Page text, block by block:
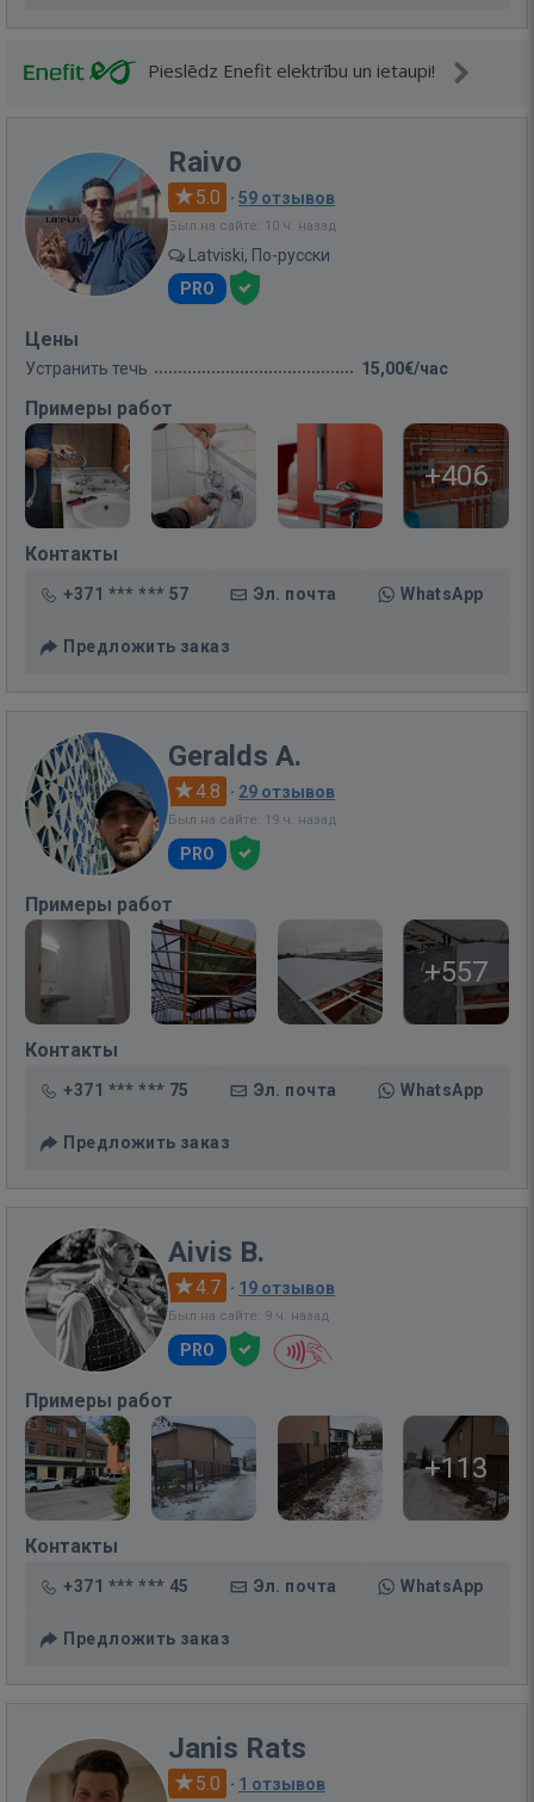
Pieslēdz Enefit elektrību un ietaupi!
Raivo
5.0 · 59 отзывов
Был на сайте: 10 ч. назад
Latviski, По-русски
PRO
Цены
Устранить течь 15,00€/час
Примеры работ
+406
Контакты
+371 *** *** 57 Эл. почта WhatsApp
Предложить заказ
Geralds A.
4.8 · 29 отзывов
Был на сайте: 19 ч. назад
PRO
Примеры работ
+557
Контакты
+371 *** *** 75 Эл. почта WhatsApp
Предложить заказ
Aivis B.
4.7 · 19 отзывов
Был на сайте: 9 ч. назад
PRO
Примеры работ
+113
Контакты
+371 *** *** 45 Эл. почта WhatsApp
Предложить заказ
Janis Rats
5.0 · 1 отзывов